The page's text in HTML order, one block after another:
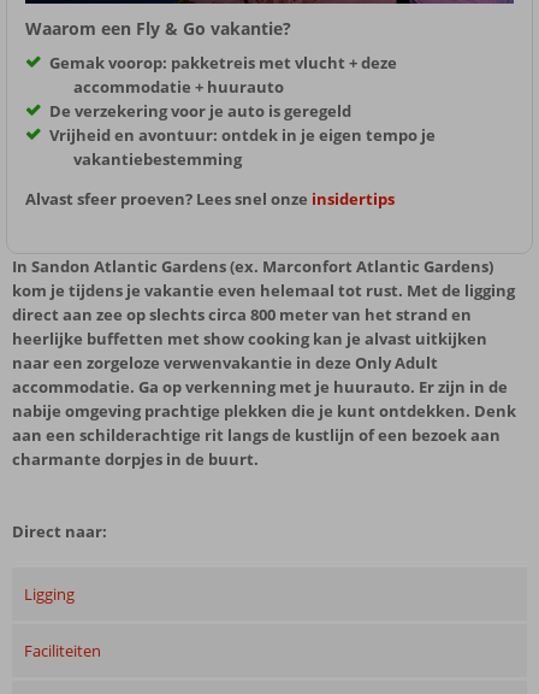
Waarom een Fly & Go vakantie?
Gemak voorop: pakketreis met vlucht + deze
accommodatie + huurauto
De verzekering voor je auto is geregeld
Vrijheid en avontuur: ontdek in je eigen tempo je
vakantiebestemming
Alvast sfeer proeven? Lees snel onze insidertips
In Sandon Atlantic Gardens (ex. Marconfort Atlantic Gardens)
kom je tijdens je vakantie even helemaal tot rust. Met de ligging
direct aan zee op slechts circa 800 meter van het strand en
heerlijke buffetten met show cooking kan je alvast uitkijken
naar een zorgeloze verwenvakantie in deze Only Adult
accommodatie. Ga op verkenning met je huurauto. Er zijn in de
nabije omgeving prachtige plekken die je kunt ontdekken. Denk
aan een schilderachtige rit langs de kustlijn of een bezoek aan
charmante dorpjes in de buurt.
Direct naar:
Ligging
Faciliteiten